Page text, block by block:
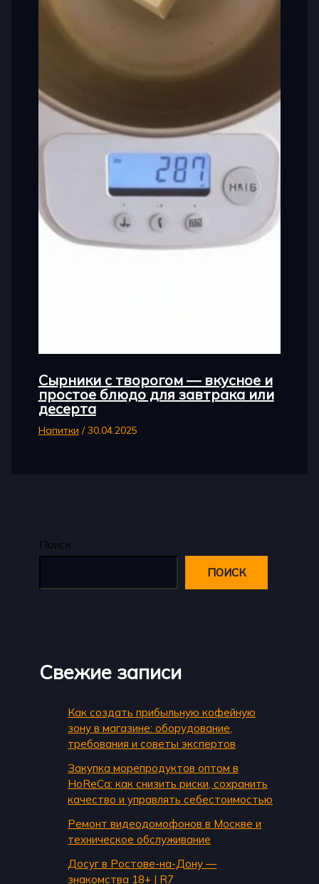
Сырники с творогом — вкусное и
простое блюдо для завтрака или
десерта
Напитки /30.04.2025
Поиск
ПОИСК
Свежие записи
Как создать прибыльную кофейную
зону в магазине: оборудование,
требования и советы экспертов
Закупка морепродуктов оптом в
HoReCa: как снизить риски, сохранить
качество и управлять себестоимостью
Ремонт видеодомофонов в Москве и
техническое обслуживание
Досуг в Ростове-на-Дону —
знакомства 18+ | R7